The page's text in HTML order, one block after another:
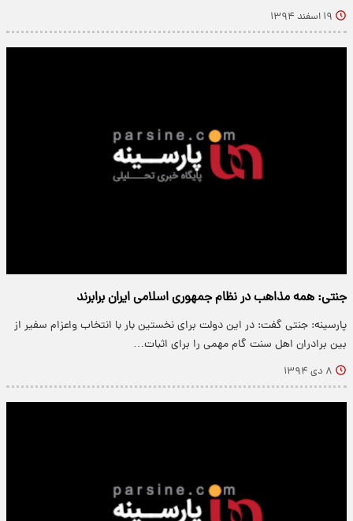
۱۹ اسفند ۱۳۹۴
جنتی: همه مذاهب در نظام جمهوری اسلامی ایران برابرند
پارسینه: جنتی گفت: در این دولت برای نخستین بار با انتخاب واعزام سفیر از
بین برادران اهل سنت گام مهمی را برای اثبات…
۸ دی ۱۳۹۴